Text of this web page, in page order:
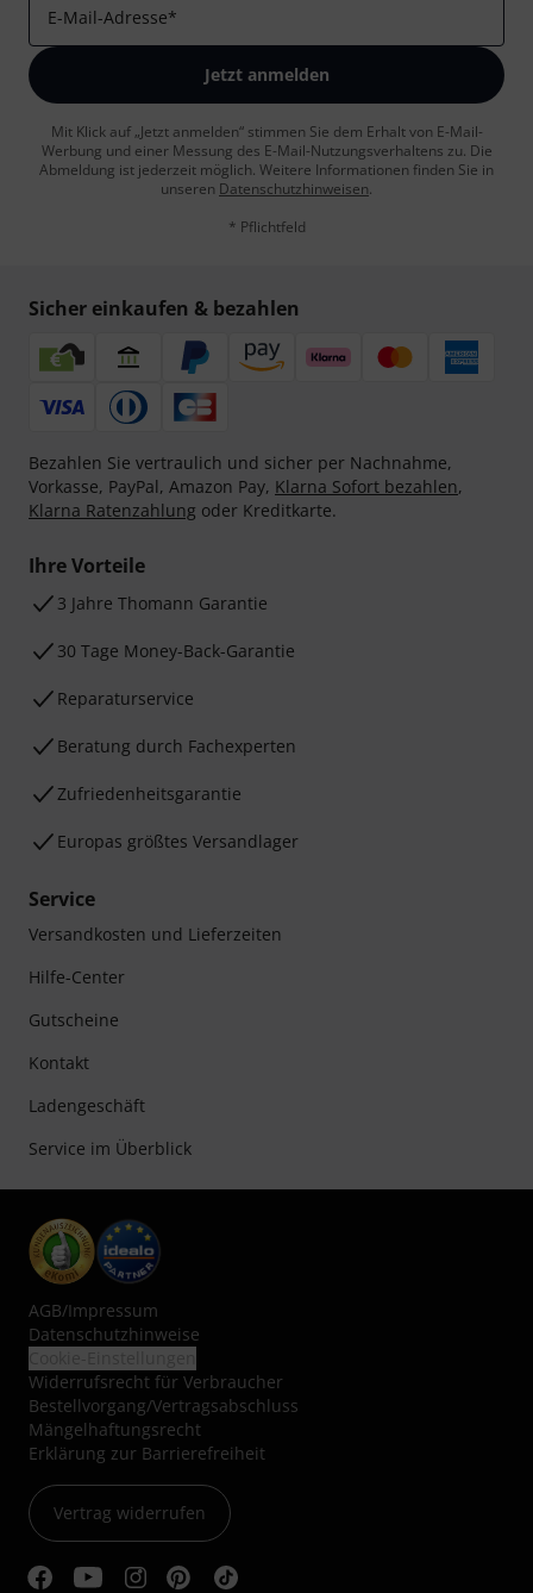
E-Mail-Adresse*
Jetzt anmelden
Mit Klick auf „Jetzt anmelden“ stimmen Sie dem Erhalt von E-Mail-
Werbung und einer Messung des E-Mail-Nutzungsverhaltens zu. Die
Abmeldung ist jederzeit möglich. Weitere Informationen finden Sie in
unseren Datenschutzhinweisen.
* Pflichtfeld
Sicher einkaufen & bezahlen
Bezahlen Sie vertraulich und sicher per Nachnahme,
Vorkasse, PayPal, Amazon Pay, Klarna Sofort bezahlen,
Klarna Ratenzahlung oder Kreditkarte.
Ihre Vorteile
3 Jahre Thomann Garantie
30 Tage Money-Back-Garantie
Reparaturservice
Beratung durch Fachexperten
Zufriedenheitsgarantie
Europas größtes Versandlager
Service
Versandkosten und Lieferzeiten
Hilfe-Center
Gutscheine
Kontakt
Ladengeschäft
Service im Überblick
AGB/Impressum
Datenschutzhinweise
Widerrufsrecht für Verbraucher
Bestellvorgang/Vertragsabschluss
Mängelhaftungsrecht
Erklärung zur Barrierefreiheit
Vertrag widerrufen